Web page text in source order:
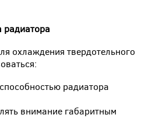
радиатора
охлаждения твердотельного
радиатора
внимание габаритным